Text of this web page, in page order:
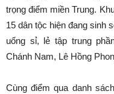
trọng điểm miền Trung.
15 dân tộc hiện đang sinh
uống sỉ, lẻ tập trung
Chánh Nam, Lê Hồng
Cùng điểm qua danh